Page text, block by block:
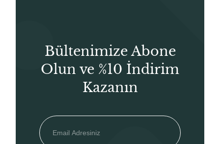
Bültenimize Abone
Olun ve %10 İndirim
Kazanın